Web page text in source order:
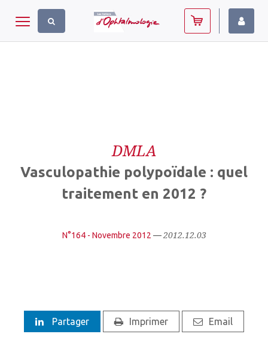
Toggle navigation
DMLA
Vasculopathie polypoïdale : quel
traitement en 2012 ?
N°164 - Novembre 2012 —2012.12.03
Partager Imprimer Email
Panneau de gestion des cookies